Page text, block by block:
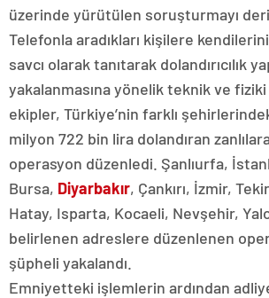
üzerinde yürütülen soruşturmayı
Telefonla aradıkları kişilere
savcı olarak tanıtarak dolandırıcılık
yakalanmasına yönelik teknik ve
ekipler, Türkiye’nin farklı
milyon 722 bin lira dolandıran
operasyon düzenledi. Şanlıurfa,
Bursa, Diyarbakır, Çankırı, İzmir,
Hatay, Isparta, Kocaeli, Nevşehir,
belirlenen adreslere düzenlenen
şüpheli yakalandı.
Emniyetteki işlemlerin ardından